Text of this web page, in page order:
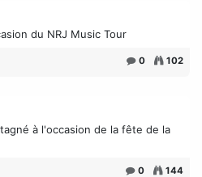
du NRJ Music Tour
0 102
à l'occasion de la fête de la
0 144